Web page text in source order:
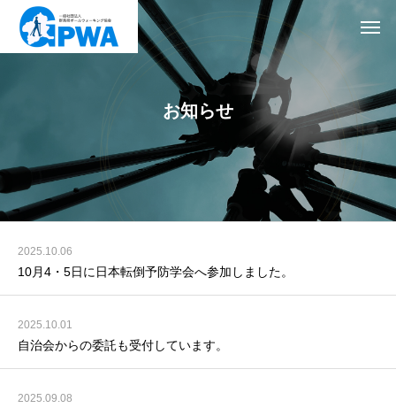
お知らせ
2025.10.06
10月4・5日に日本転倒予防学会へ参加しました。
2025.10.01
自治会からの委託も受付しています。
2025.09.08